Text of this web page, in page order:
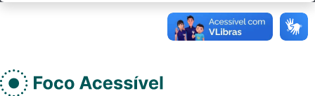
Rodape do site Do lado